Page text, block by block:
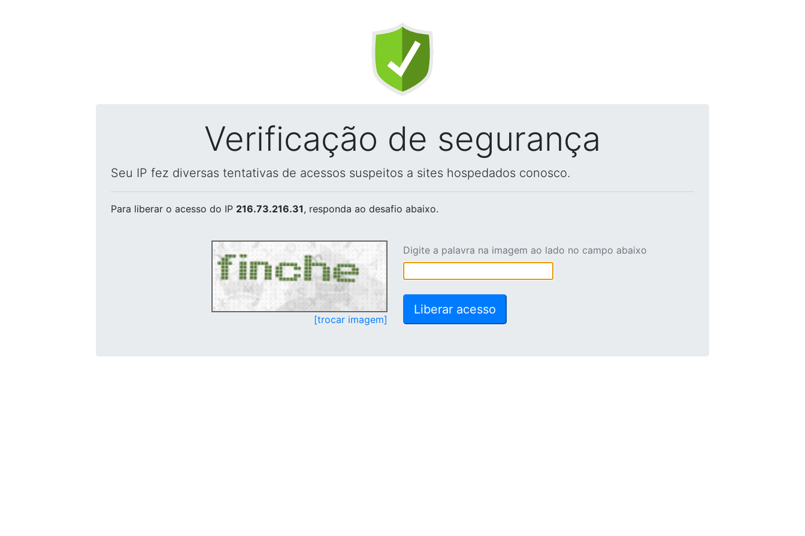
Verificação de segurança
Seu IP fez diversas tentativas de acessos suspeitos a sites hospedados conosco.
Para liberar o acesso do IP 216.73.216.31, responda ao desafio abaixo.
[trocar imagem]
Digite a palavra na imagem ao lado no campo abaixo